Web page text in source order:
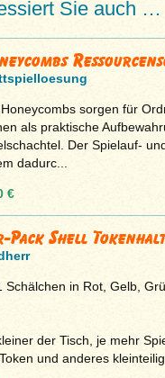
Sie auch …
sorgen für
als praktische
Der Spielauf-
dadurc...
€
Pack Shell
Schälchen in Rot, Gelb,
der Tisch, je mehr
und anderes